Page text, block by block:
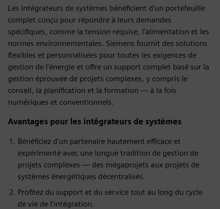
Les intégrateurs de systèmes bénéficient d'un portefeuille
complet conçu pour répondre à leurs demandes
spécifiques, comme la tension requise, l'alimentation et les
normes environnementales. Siemens fournit des solutions
flexibles et personnalisées pour toutes les exigences de
gestion de l'énergie et offre un support complet basé sur la
gestion éprouvée de projets complexes, y compris le
conseil, la planification et la formation — à la fois
numériques et conventionnels.
Avantages pour les intégrateurs de systèmes
Bénéficiez d'un partenaire hautement efficace et
expérimenté avec une longue tradition de gestion de
projets complexes — des mégaprojets aux projets de
systèmes énergétiques décentralisés.
Profitez du support et du service tout au long du cycle
de vie de l'intégration.